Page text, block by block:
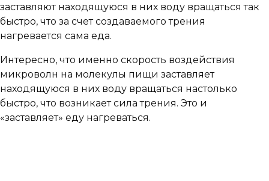
заставляют находящуюся в них воду вращаться так
быстро, что за счет создаваемого трения
нагревается сама еда.
Интересно, что именно скорость воздействия
микроволн на молекулы пищи заставляет
находящуюся в них воду вращаться настолько
быстро, что возникает сила трения. Это и
«заставляет» еду нагреваться.